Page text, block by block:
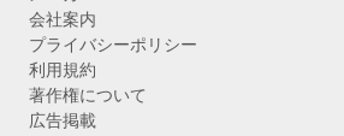
会社案内
プライバシーポリシー
利用規約
著作権について
広告掲載